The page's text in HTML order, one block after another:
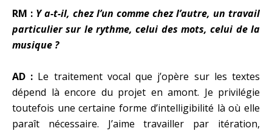
RM : Y a-t-il, chez l’un comme chez l’autre, un travail
particulier sur le rythme, celui des mots, celui de la
musique ?
AD : Le traitement vocal que j’opère sur les textes
dépend là encore du projet en amont. Je privilégie
toutefois une certaine forme d’intelligibilité là où elle
paraît nécessaire. J’aime travailler par itération,